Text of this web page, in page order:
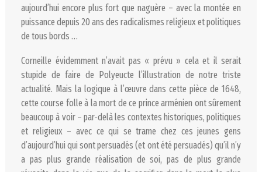
aujourd’hui encore plus fort que naguère – avec la montée en
puissance depuis 20 ans des radicalismes religieux et politiques
de tous bords …
Corneille évidemment n’avait pas « prévu » cela et il serait
stupide de faire de Polyeucte l’illustration de notre triste
actualité. Mais la logique à l’œuvre dans cette pièce de 1648,
cette course folle à la mort de ce prince arménien ont sûrement
beaucoup à voir – par-delà les contextes historiques, politiques
et religieux – avec ce qui se trame chez ces jeunes gens
d’aujourd’hui qui sont persuadés (et ont été persuadés) qu’il n’y
a pas plus grande réalisation de soi, pas de plus grande